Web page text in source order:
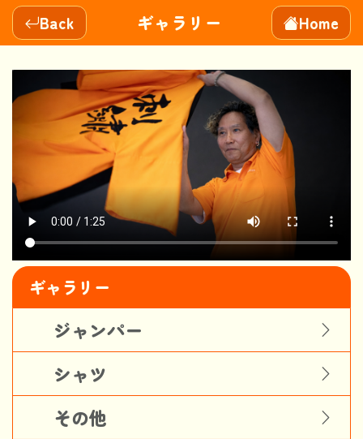
Back ギャラリー Home
ギャラリー
ジャンパー
シャツ
その他